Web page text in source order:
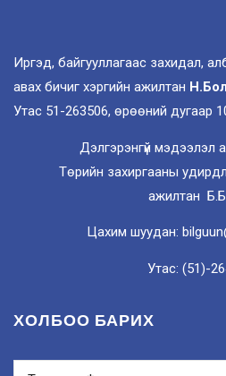
Иргэд, байгууллагаас захидал,
авах бичиг хэргийн ажилтан
Утас 51-263506, өрөөний дугаар
Дэлгэрэнгүй мэдээлэл
Төрийн захиргааны
ажилтан
Цахим шуудан:
Утас: (51)-
ХОЛБОО БАРИХ